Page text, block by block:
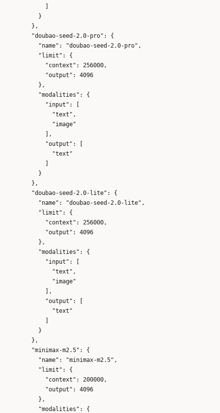
            ]
          }
        },
        "doubao-seed-2.0-pro": {
          "name": "doubao-seed-2.0-pro",
          "limit": {
            "context": 256000,
            "output": 4096
          },
          "modalities": {
            "input": [
              "text",
              "image"
            ],
            "output": [
              "text"
            ]
          }
        },
        "doubao-seed-2.0-lite": {
          "name": "doubao-seed-2.0-lite",
          "limit": {
            "context": 256000,
            "output": 4096
          },
          "modalities": {
            "input": [
              "text",
              "image"
            ],
            "output": [
              "text"
            ]
          }
        },
        "minimax-m2.5": {
          "name": "minimax-m2.5",
          "limit": {
            "context": 200000,
            "output": 4096
          },
          "modalities": {